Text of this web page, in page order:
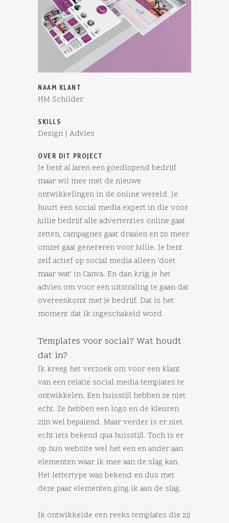
NAAM KLANT
HM Schilder
SKILLS
Design | Advies
OVER DIT PROJECT
Je bent al jaren een goedlopend bedrijf
maar wil mee met de nieuwe
ontwikkelingen in de online wereld. Je
huurt een social media expert in die voor
jullie bedrijf alle advertenties online gaat
zetten, campagnes gaat draaien en zo meer
omzet gaat genereren voor jullie. Je bent
zelf actief op social media alleen ‘doet
maar wat’ in Canva. En dan krijg je het
advies om voor een uitstraling te gaan dat
overeenkomt met je bedrijf. Dat is het
moment dat ik ingeschakeld word.
Templates voor social? Wat houdt
dat in?
Ik kreeg het verzoek om voor een klant
van een relatie social media templates te
ontwikkelen. Een huisstijl hebben ze niet
echt. Ze hebben een logo en de kleuren
zijn wel bepalend. Maar verder is er niet
echt iets bekend qua huisstijl. Toch is er
op hun website wel het een en ander aan
elementen waar ik mee aan de slag kan.
Het lettertype was bekend en dus met
deze paar elementen ging ik aan de slag.
Ik ontwikkelde een reeks templates die zij